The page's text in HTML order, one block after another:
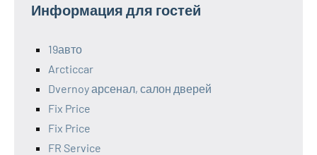
Информация для гостей
19авто
Arcticcar
Dvernoy арсенал, салон дверей
Fix Price
Fix Price
FR Service